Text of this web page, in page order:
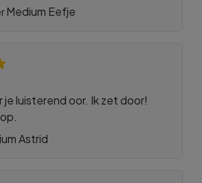
Medium Eefje
je luisterend oor. Ik zet door!
Astrid